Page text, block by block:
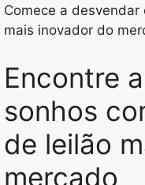
Comece a
mais inovador do
Encontre
sonhos
de leilão
mercado